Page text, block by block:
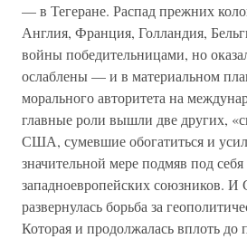
— в Тегеране. Распад прежних
Англия, Франция, Голландия,
войны победительницами, но
ослаблены — и в материальном
морального авторитета на
главные роли вышли две других,
США, сумевшие обогатиться и
значительной мере подмяв под
западноевропейских союзников.
развернулась борьба за
Которая и продолжалась вплоть до